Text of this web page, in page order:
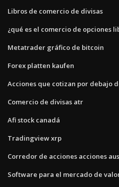
Libros de comercio de divisas
¿qué es el comercio de opciones
Metatrader gráfico de bitcoin
Forex platten kaufen
Acciones que cotizan por debajo
Comercio de divisas atr
Afi stock canadá
Tradingview xrp
Corredor de acciones acciones
Software para el mercado de